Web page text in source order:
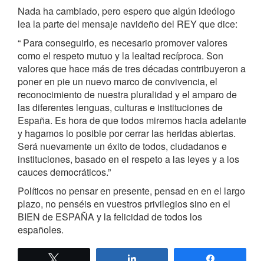
Nada ha cambiado, pero espero que algún ideólogo
lea la parte del mensaje navideño del REY que dice:
“ Para conseguirlo, es necesario promover valores
como el respeto mutuo y la lealtad recíproca. Son
valores que hace más de tres décadas contribuyeron a
poner en pie un nuevo marco de convivencia, el
reconocimiento de nuestra pluralidad y el amparo de
las diferentes lenguas, culturas e instituciones de
España. Es hora de que todos miremos hacia adelante
y hagamos lo posible por cerrar las heridas abiertas.
Será nuevamente un éxito de todos, ciudadanos e
instituciones, basado en el respeto a las leyes y a los
cauces democráticos.”
Políticos no pensar en presente, pensad en en el largo
plazo, no penséis en vuestros privilegios sino en el
BIEN de ESPAÑA y la felicidad de todos los
españoles.